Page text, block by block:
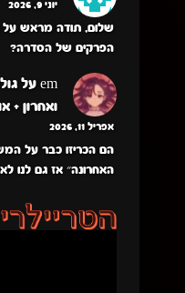
יוני 9, 2026
שלום, תודה מראש על
הפרקים של הסדרה?
em על
ואחרון +
אפריל 11, 2026
הם הכריזו כבר על
האחרונה״ אז גם לנו